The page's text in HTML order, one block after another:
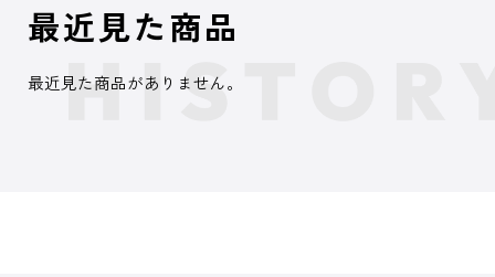
最近見た商品
最近見た商品がありません。